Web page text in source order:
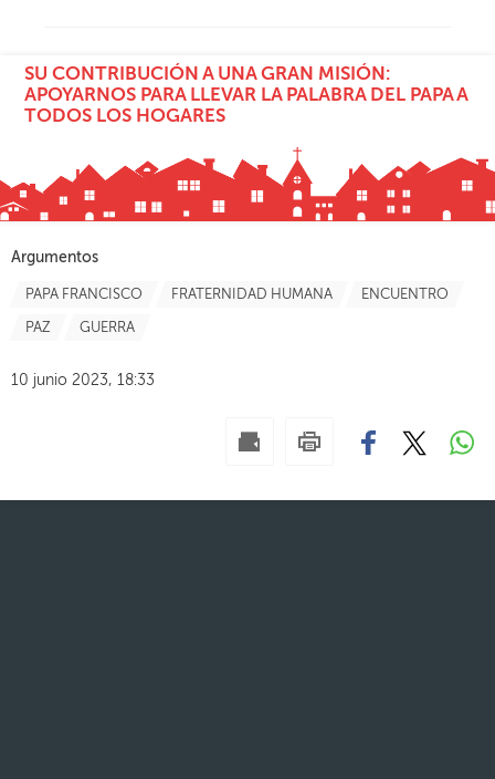
SU CONTRIBUCIÓN A UNA GRAN MISIÓN:
APOYARNOS PARA LLEVAR LA PALABRA DEL PAPA A
TODOS LOS HOGARES
Argumentos
PAPA FRANCISCO FRATERNIDAD HUMANA ENCUENTRO
PAZ GUERRA
10 junio 2023, 18:33